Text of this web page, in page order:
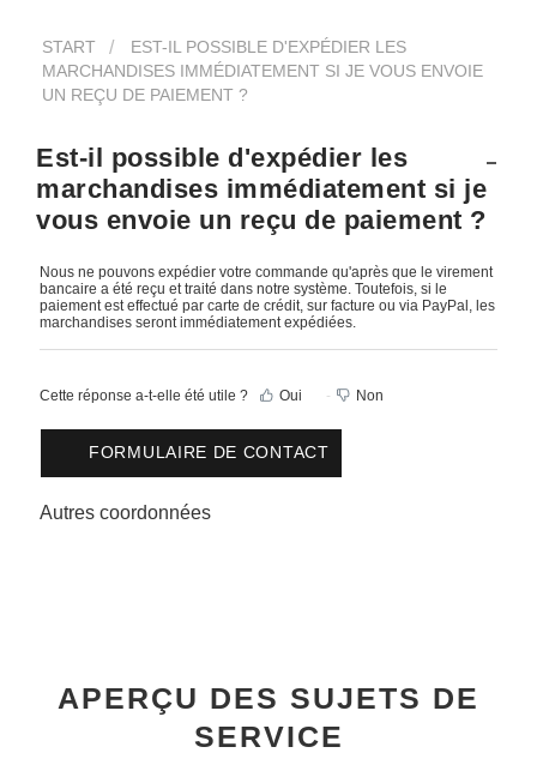
START
EST-IL POSSIBLE D'EXPÉDIER LES
MARCHANDISES IMMÉDIATEMENT SI JE VOUS ENVOIE
UN REÇU DE PAIEMENT ?
Est-il possible d'expédier les
marchandises immédiatement si je
vous envoie un reçu de paiement ?
Nous ne pouvons expédier votre commande qu'après que le virement
bancaire a été reçu et traité dans notre système. Toutefois, si le
paiement est effectué par carte de crédit, sur facture ou via PayPal, les
marchandises seront immédiatement expédiées.
Cette réponse a-t-elle été utile ? Oui Non
FORMULAIRE DE CONTACT
Autres coordonnées
APERÇU DES SUJETS DE
SERVICE